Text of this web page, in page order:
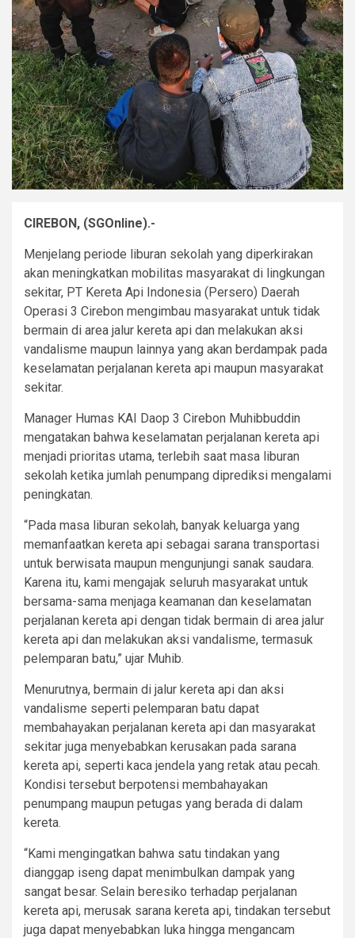
CIREBON, (SGOnline).-
Menjelang periode liburan sekolah yang diperkirakan
akan meningkatkan mobilitas masyarakat di lingkungan
sekitar, PT Kereta Api Indonesia (Persero) Daerah
Operasi 3 Cirebon mengimbau masyarakat untuk tidak
bermain di area jalur kereta api dan melakukan aksi
vandalisme maupun lainnya yang akan berdampak pada
keselamatan perjalanan kereta api maupun masyarakat
sekitar.
Manager Humas KAI Daop 3 Cirebon Muhibbuddin
mengatakan bahwa keselamatan perjalanan kereta api
menjadi prioritas utama, terlebih saat masa liburan
sekolah ketika jumlah penumpang diprediksi mengalami
peningkatan.
“Pada masa liburan sekolah, banyak keluarga yang
memanfaatkan kereta api sebagai sarana transportasi
untuk berwisata maupun mengunjungi sanak saudara.
Karena itu, kami mengajak seluruh masyarakat untuk
bersama-sama menjaga keamanan dan keselamatan
perjalanan kereta api dengan tidak bermain di area jalur
kereta api dan melakukan aksi vandalisme, termasuk
pelemparan batu,” ujar Muhib.
Menurutnya, bermain di jalur kereta api dan aksi
vandalisme seperti pelemparan batu dapat
membahayakan perjalanan kereta api dan masyarakat
sekitar juga menyebabkan kerusakan pada sarana
kereta api, seperti kaca jendela yang retak atau pecah.
Kondisi tersebut berpotensi membahayakan
penumpang maupun petugas yang berada di dalam
kereta.
“Kami mengingatkan bahwa satu tindakan yang
dianggap iseng dapat menimbulkan dampak yang
sangat besar. Selain beresiko terhadap perjalanan
kereta api, merusak sarana kereta api, tindakan tersebut
juga dapat menyebabkan luka hingga mengancam